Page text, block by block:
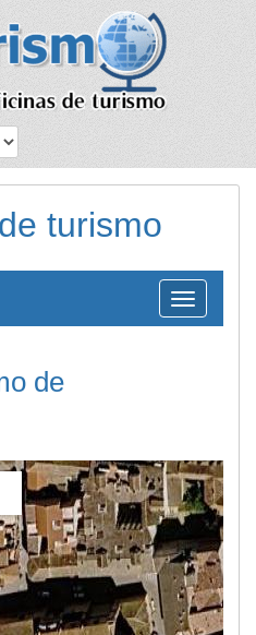
turismo
Toggle
navigation
de